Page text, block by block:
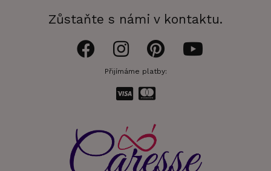
Zůstaňte s námi v kontaktu.
Přijímáme platby: